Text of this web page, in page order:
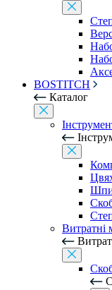
BOSTITCH
Каталог
Витратні